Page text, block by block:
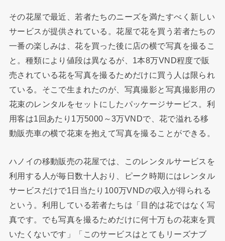
その花屋で最近、若者たちのニーズを満たすべく新しい
サービスが提供されている。花屋で花を買う若者たちの
一番の楽しみは、花を買った後に店の横で写真を撮るこ
と。種類により値段は異なるが、1本8万VND程度で販
売されている花を写真を撮るためだけに買う人は限られ
ている。そこで生まれたのが、写真撮影と写真撮影用の
花束のレンタルをセットにしたパッケージサービス。利
用客は1回あたり1万5000～3万VNDで、花で溢れる移
動販売車の横で花束を抱えて写真を撮ることができる。
ハノイの移動販売の花屋では、このレンタルサービスを
利用する人が毎日数十人おり、ピーク時期にはレンタル
サービスだけで1日当たり100万VNDの収入が得られる
という。利用している若者たちは「目的は花ではなく写
真です。でも写真を撮るためだけに何十万もの花束を買
いたくないです」「このサービスはとてもリーズナブ